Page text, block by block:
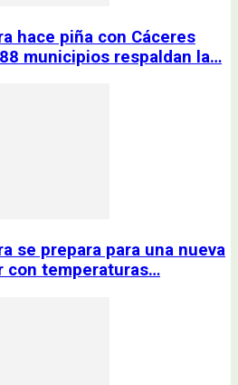
hace piña con Cáceres
municipios respaldan la…
se prepara para una nueva
con temperaturas…